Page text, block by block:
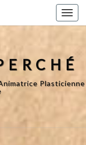
Plasticienne